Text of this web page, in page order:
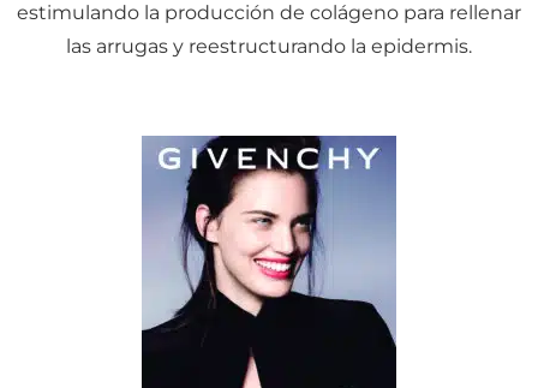
estimulando la producción de colágeno para rellenar
las arrugas y reestructurando la epidermis.